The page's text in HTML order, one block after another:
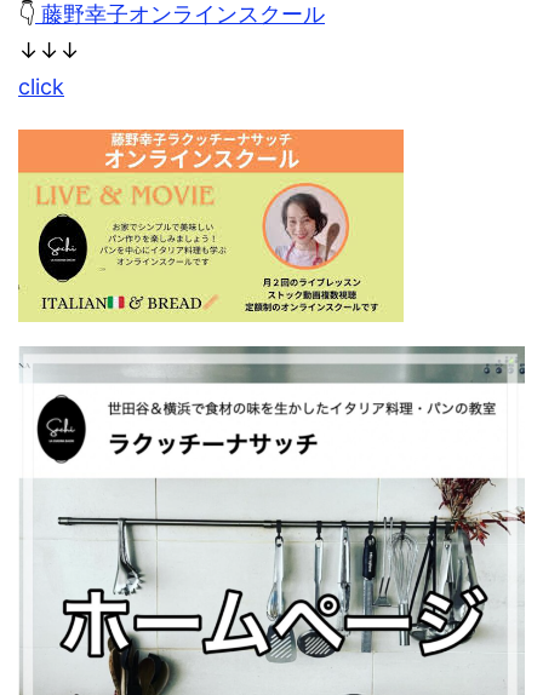
👇 藤野幸子オンラインスクール
↓↓↓
click